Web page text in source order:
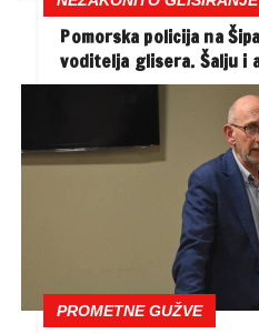
Pomorska policija na
voditelja glisera. Šalju i
PROMETNE GUŽVE